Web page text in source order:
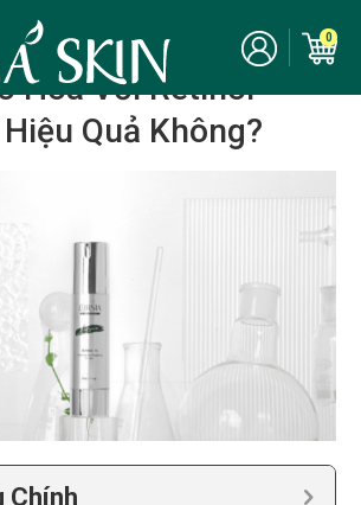
0
làm đẹp
Hóa Với Retinol
Quả Không?
Chính